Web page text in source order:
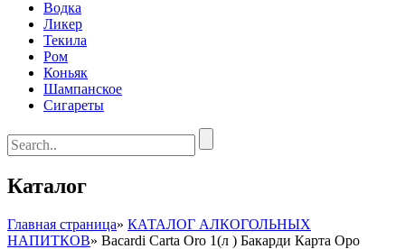
Водка
Ликер
Текила
Ром
Коньяк
Шампанское
Сигареты
Каталог
Главная страница» КАТАЛОГ АЛКОГОЛЬНЫХ
НАПИТКОВ» Bacardi Carta Oro 1(л ) Бакарди Карта Оро